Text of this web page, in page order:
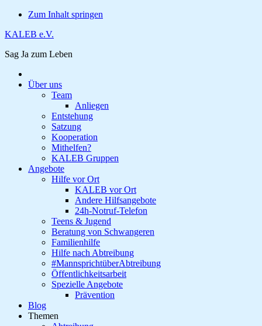
Zum Inhalt springen
KALEB e.V.
Sag Ja zum Leben
Über uns
Team
Anliegen
Entstehung
Satzung
Kooperation
Mithelfen?
KALEB Gruppen
Angebote
Hilfe vor Ort
KALEB vor Ort
Andere Hilfsangebote
24h-Notruf-Telefon
Teens & Jugend
Beratung von Schwangeren
Familienhilfe
Hilfe nach Abtreibung
#MannsprichtüberAbtreibung
Öffentlichkeitsarbeit
Spezielle Angebote
Prävention
Blog
Themen